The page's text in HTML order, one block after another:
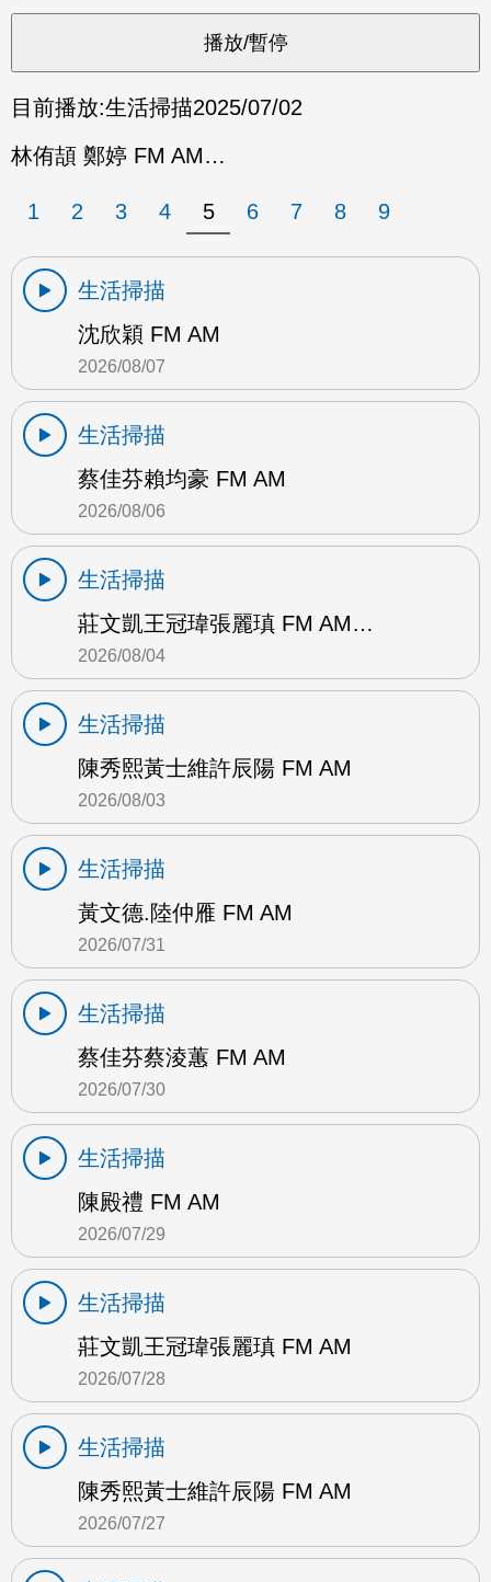
目前播放:生活掃描2025/07/02
林侑頡 鄭婷 FM AM…
1 2 3 4 5 6 7 8 9
生活掃描
沈欣穎 FM AM
2026/08/07
生活掃描
蔡佳芬賴均豪 FM AM
2026/08/06
生活掃描
莊文凱王冠瑋張麗瑱 FM AM…
2026/08/04
生活掃描
陳秀熙黃士維許辰陽 FM AM
2026/08/03
生活掃描
黃文德.陸仲雁 FM AM
2026/07/31
生活掃描
蔡佳芬蔡淩蕙 FM AM
2026/07/30
生活掃描
陳殿禮 FM AM
2026/07/29
生活掃描
莊文凱王冠瑋張麗瑱 FM AM
2026/07/28
生活掃描
陳秀熙黃士維許辰陽 FM AM
2026/07/27